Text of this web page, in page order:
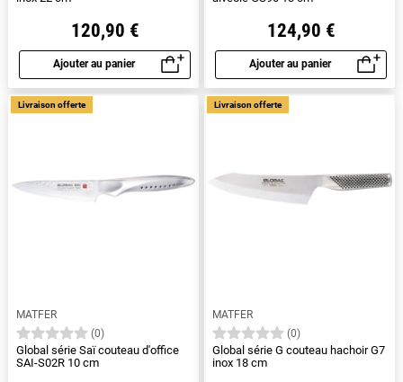
120,90 €
Ajouter au panier
Aperçu rapide
124,90 €
Ajouter au panier
Aperçu rapide
MATFER
(0)
Global série Saï couteau d'office
SAI-S02R 10 cm
Livraison offerte
MATFER
(0)
Global série G couteau hachoir G7
inox 18 cm
Livraison offerte